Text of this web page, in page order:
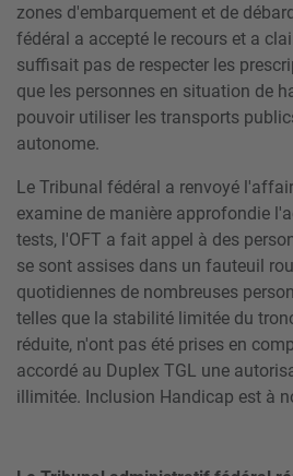
zones d'embarquement et de
fédéral a accepté le recours et a
suffisait pas de respecter les
que les personnes en situation de
pouvoir utiliser les transports
autonome.
Le Tribunal fédéral a renvoyé
examine de manière approfondie
tests, l'OFT a fait appel à des
se sont assises dans un fauteuil
quotidiennes de nombreuses
telles que la stabilité limitée du
réduite, n'ont pas été prises en
accordé au Duplex TGL une
illimitée. Inclusion Handicap est à